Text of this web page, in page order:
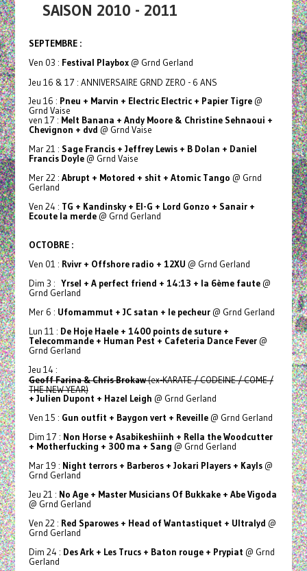
SAISON 2010 - 2011
SEPTEMBRE :
Ven 03 : Festival Playbox@ Grnd Gerland
Jeu 16 & 17 : ANNIVERSAIRE GRND ZERO - 6 ANS
Jeu 16 : Pneu + Marvin + Electric Electric + Papier Tigre@
Grnd Vaise
ven 17 : Melt Banana + Andy Moore & Christine Sehnaoui +
Chevignon + dvd @ Grnd Vaise
Mar 21 : Sage Francis + Jeffrey Lewis + B Dolan + Daniel
Francis Doyle@ Grnd Vaise
Mer 22 : Abrupt + Motored + shit + Atomic Tango @ Grnd
Gerland
Ven 24 : TG + Kandinsky + El-G + Lord Gonzo + Sanair +
Ecoute la merde@ Grnd Gerland
OCTOBRE :
Ven 01 : Rvivr + Offshore radio + 12XU @ Grnd Gerland
Dim 3 : Yrsel + A perfect friend + 14:13 + la 6ème faute@
Grnd Gerland
Mer 6 : Ufomammut + JC satan + le pecheur@ Grnd Gerland
Lun 11 : De Hoje Haele + 1400 points de suture +
Telecommande + Human Pest + Cafeteria Dance Fever@
Grnd Gerland
Jeu 14 :
Geoff Farina & Chris Brokaw(ex-KARATE / CODEINE / COME /
THE NEW YEAR)
+ Julien Dupont + Hazel Leigh @ Grnd Gerland
Ven 15 : Gun outfit + Baygon vert + Reveille @ Grnd Gerland
Dim 17 : Non Horse + Asabikeshiinh + Rella the Woodcutter
+ Motherfucking + 300 ma + Sang @ Grnd Gerland
Mar 19 : Night terrors + Barberos + Jokari Players + Kayls@
Grnd Gerland
Jeu 21 : No Age + Master Musicians Of Bukkake + Abe Vigoda
@ Grnd Gerland
Ven 22 : Red Sparowes + Head of Wantastiquet + Ultralyd @
Grnd Gerland
Dim 24 : Des Ark + Les Trucs + Baton rouge + Prypiat @ Grnd
Gerland